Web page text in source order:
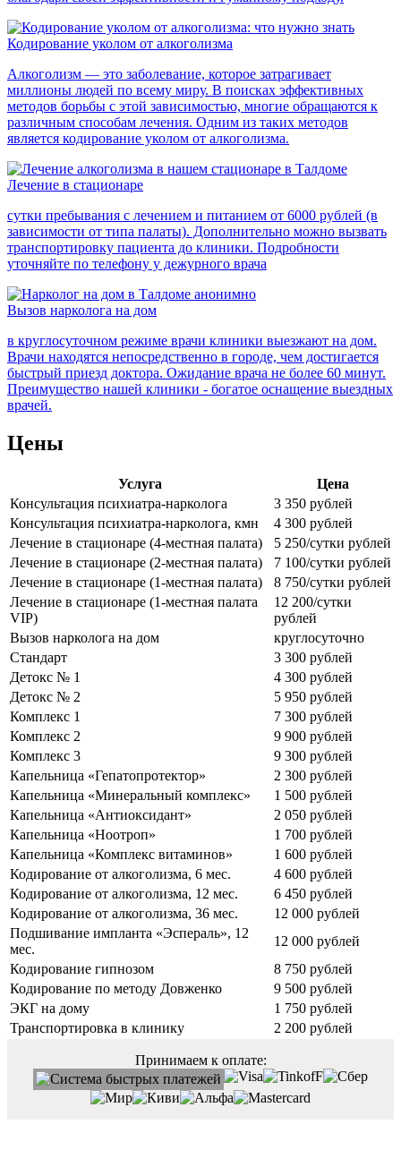
Кодирование уколом от алкоголизма
Алкоголизм — это заболевание, которое затрагивает
миллионы людей по всему миру. В поисках эффективных
методов борьбы с этой зависимостью, многие обращаются к
различным способам лечения. Одним из таких методов
является кодирование уколом от алкоголизма.
Лечение в стационаре
сутки пребывания с лечением и питанием от 6000 рублей (в
зависимости от типа палаты). Дополнительно можно вызвать
транспортировку пациента до клиники. Подробности
уточняйте по телефону у дежурного врача
Вызов нарколога на дом
в круглосуточном режиме врачи клиники выезжают на дом.
Врачи находятся непосредственно в городе, чем достигается
быстрый приезд доктора. Ожидание врача не более 60 минут.
Преимущество нашей клиники - богатое оснащение выездных
врачей.
Цены
Услуга
Цена
Консультация психиатра-нарколога
3 350 рублей
Консультация психиатра-нарколога, кмн
4 300 рублей
Лечение в стационаре (4-местная палата)
5 250/сутки рублей
Лечение в стационаре (2-местная палата)
7 100/сутки рублей
Лечение в стационаре (1-местная палата)
8 750/сутки рублей
Лечение в стационаре (1-местная палата
VIP)
12 200/сутки
рублей
Вызов нарколога на дом
круглосуточно
Стандарт
3 300 рублей
Детокс № 1
4 300 рублей
Детокс № 2
5 950 рублей
Комплекс 1
7 300 рублей
Комплекс 2
9 900 рублей
Комплекс 3
9 300 рублей
Капельница «Гепатопротектор»
2 300 рублей
Капельница «Минеральный комплекс»
1 500 рублей
Капельница «Антиоксидант»
2 050 рублей
Капельница «Ноотроп»
1 700 рублей
Капельница «Комплекс витаминов»
1 600 рублей
Кодирование от алкоголизма, 6 мес.
4 600 рублей
Кодирование от алкоголизма, 12 мес.
6 450 рублей
Кодирование от алкоголизма, 36 мес.
12 000 рублей
Подшивание импланта «Эспераль», 12
мес.
12 000 рублей
Кодирование гипнозом
8 750 рублей
Кодирование по методу Довженко
9 500 рублей
ЭКГ на дому
1 750 рублей
Транспортировка в клинику
2 200 рублей
Принимаем к оплате: